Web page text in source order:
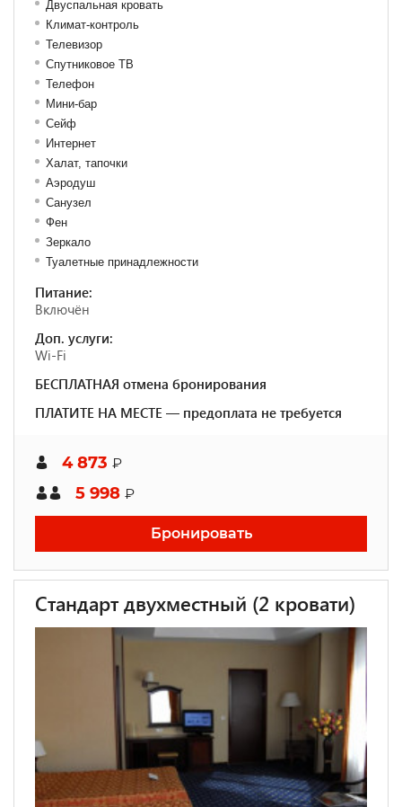
Двуспальная кровать
Климат-контроль
Телевизор
Спутниковое ТВ
Телефон
Мини-бар
Сейф
Интернет
Халат, тапочки
Аэродуш
Санузел
Фен
Зеркало
Туалетные принадлежности
Питание:
Включён
Доп. услуги:
Wi-Fi
БЕСПЛАТНАЯ отмена бронирования
ПЛАТИТЕ НА МЕСТЕ — предоплата не требуется
4 873 ₽
5 998 ₽
Бронировать
Стандарт двухместный (2 кровати)